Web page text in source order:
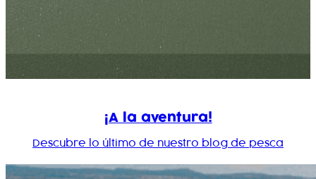
¡A la aventura!
Descubre lo último de nuestro blog de pesca